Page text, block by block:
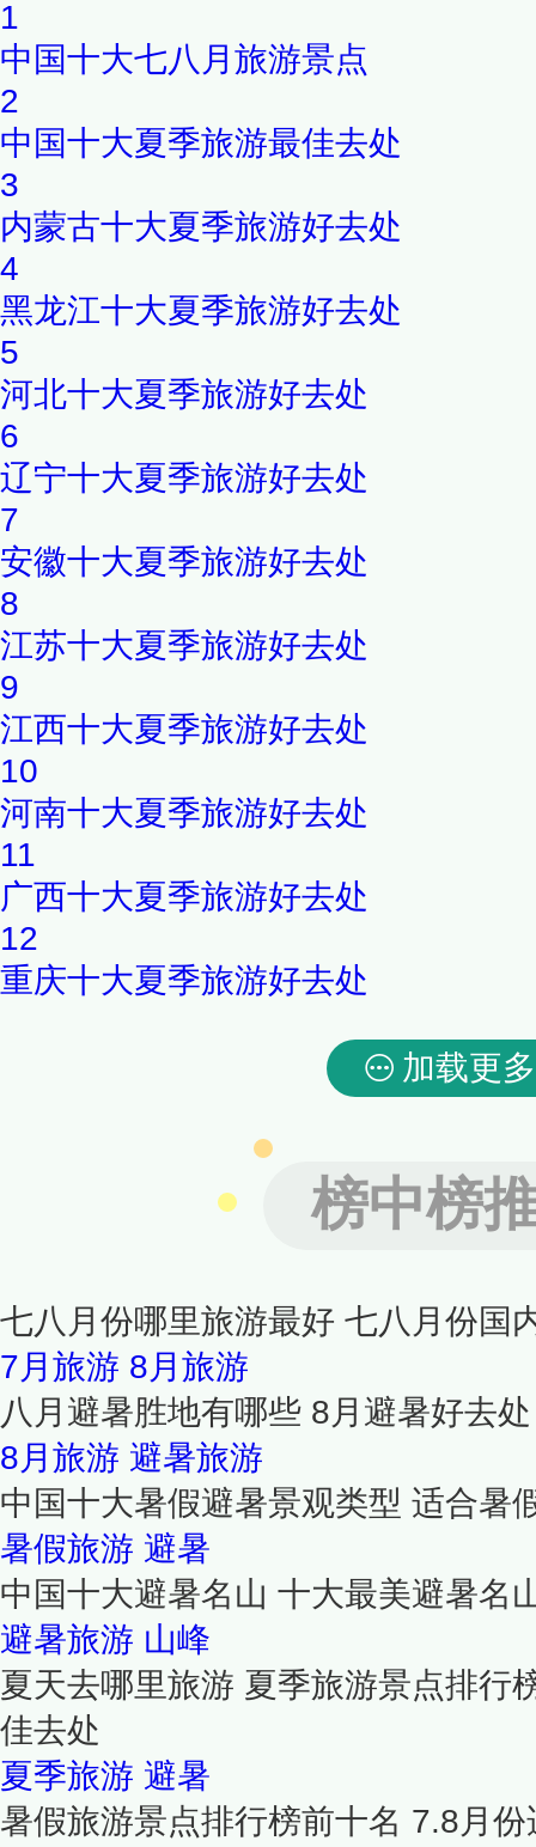
1
中国十大七八月旅游景点
2
中国十大夏季旅游最佳去处
3
内蒙古十大夏季旅游好去处
4
黑龙江十大夏季旅游好去处
5
河北十大夏季旅游好去处
6
辽宁十大夏季旅游好去处
7
安徽十大夏季旅游好去处
8
江苏十大夏季旅游好去处
9
江西十大夏季旅游好去处
10
河南十大夏季旅游好去处
11
广西十大夏季旅游好去处
12
重庆十大夏季旅游好去处
加载更多
榜中榜
七八月份哪里旅游最好 七八月份国
7月旅游 8月旅游
八月避暑胜地有哪些 8月避暑好去
8月旅游 避暑旅游
中国十大暑假避暑景观类型 适合暑
暑假旅游 避暑
中国十大避暑名山 十大最美避暑名
避暑旅游 山峰
夏天去哪里旅游 夏季旅游景点排行
佳去处
夏季旅游 避暑
暑假旅游景点排行榜前十名 7.8月